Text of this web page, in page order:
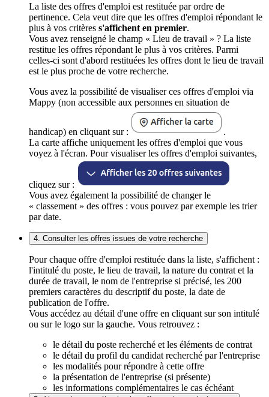
La liste des offres d'emploi est restituée par ordre de
pertinence. Cela veut dire que les offres d'emploi répondant le
plus à vos critères s'affichent en premier.
Vous avez renseigné le champ « Lieu de travail » ? La liste
restitue les offres répondant le plus à vos critères. Parmi
celles-ci sont d'abord restituées les offres dont le lieu de travail
est le plus proche de votre recherche.
Vous avez la possibilité de visualiser ces offres d'emploi via
Mappy (non accessible aux personnes en situation de
handicap) en cliquant sur :
.
La carte affiche uniquement les offres d'emploi que vous
voyez à l'écran. Pour visualiser les offres d'emploi suivantes,
cliquez sur :
Vous avez également la possibilité de changer le
« classement » des offres : vous pouvez par exemple les trier
par date.
4. Consulter les offres issues de votre recherche
Pour chaque offre d'emploi restituée dans la liste, s'affichent :
l'intitulé du poste, le lieu de travail, la nature du contrat et la
durée de travail, le nom de l'entreprise si précisé, les 200
premiers caractères du descriptif du poste, la date de
publication de l'offre.
Vous accédez au détail d'une offre en cliquant sur son intitulé
ou sur le logo sur la gauche. Vous retrouvez :
le détail du poste recherché et les éléments de contrat
le détail du profil du candidat recherché par l'entreprise
les modalités pour répondre à cette offre
la présentation de l'entreprise (si présente)
les informations complémentaires le cas échéant